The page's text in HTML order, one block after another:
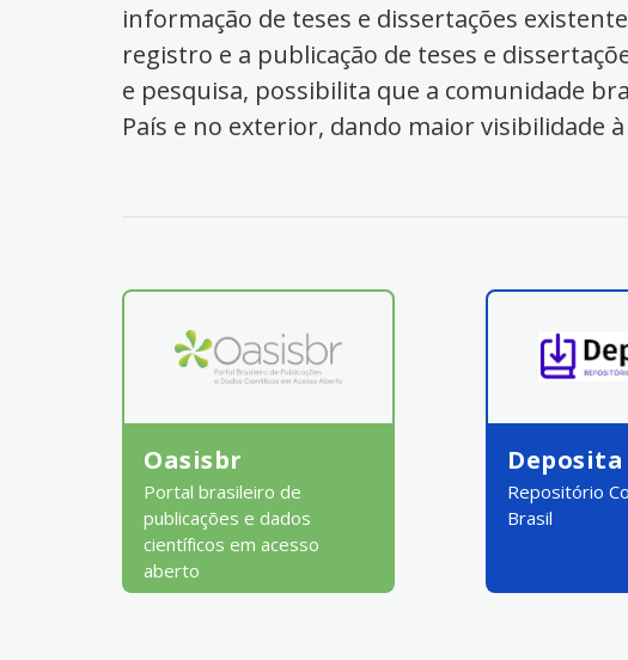
informação de teses e dissertações
registro e a publicação de teses e
e pesquisa, possibilita que a comunidade
País e no exterior, dando maior visibilidade
Oasisbr
Portal brasileiro de
publicações e dados
científicos em acesso
aberto
Deposita
Repositório
Brasil